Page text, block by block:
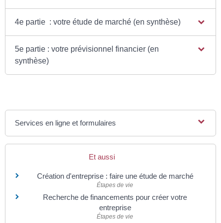
4e partie : votre étude de marché (en synthèse)
5e partie : votre prévisionnel financier (en
synthèse)
Services en ligne et formulaires
Et aussi
Création d'entreprise : faire une étude de marché
Étapes de vie
Recherche de financements pour créer votre
entreprise
Étapes de vie